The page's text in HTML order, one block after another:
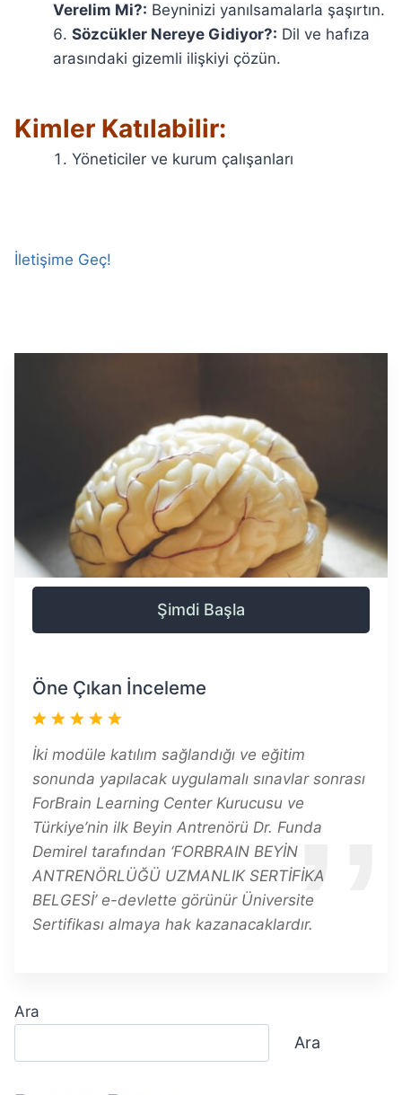
Verelim Mi?: Beyninizi yanılsamalarla şaşırtın.
Sözcükler Nereye Gidiyor?: Dil ve hafıza
arasındaki gizemli ilişkiyi çözün.
Kimler Katılabilir:
Yöneticiler ve kurum çalışanları
İletişime Geç!
Şimdi Başla
Öne Çıkan İnceleme
İki modüle katılım sağlandığı ve eğitim
sonunda yapılacak uygulamalı sınavlar sonrası
ForBrain Learning Center Kurucusu ve
Türkiye’nin ilk Beyin Antrenörü Dr. Funda
Demirel tarafından ‘FORBRAIN BEYİN
ANTRENÖRLÜĞÜ UZMANLIK SERTİFİKA
BELGESİ’ e-devlette görünür Üniversite
Sertifikası almaya hak kazanacaklardır.
Ara
Ara